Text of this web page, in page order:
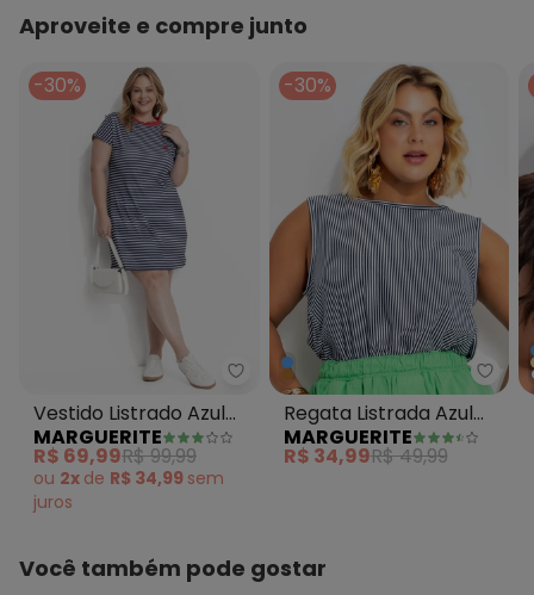
Aproveite e compre junto
-30%
Marguerite - Vestido Listrado
Vestido Listrado Azul
Canelado com
Bordado
MARGUERITE
R$ 69,99R$ 99,99
ou 2x de R$ 34,99 sem
juros
-30%
Regata Listrada Azul
em Malha Listrada
MARGUERITE
R$ 34,99R$ 49,99
Você também pode gostar